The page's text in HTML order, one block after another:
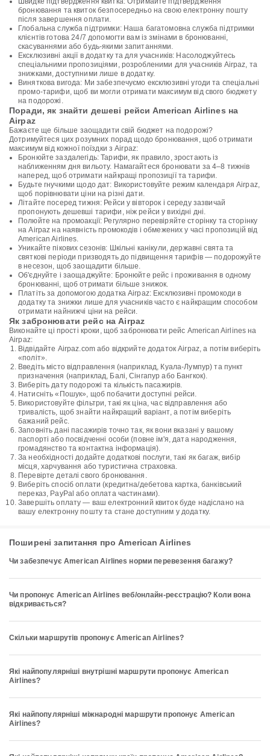
бронювання та квиток безпосередньо на свою електронну пошту
після завершення оплати.
Глобальна служба підтримки: Наша багатомовна служба підтримки
клієнтів готова 24/7 допомогти вам із змінами в бронюванні,
скасуваннями або будь-якими запитаннями.
Ексклюзивні акції в додатку та для учасників: Насолоджуйтесь
спеціальними пропозиціями, розробленими для учасників Airpaz, та
знижками, доступними лише в додатку.
Виняткова вигода: Ми забезпечуємо ексклюзивні угоди та спеціальні
промо-тарифи, щоб ви могли отримати максимум від свого бюджету
на подорожі.
Поради, як знайти дешеві рейси American Airlines на
Airpaz
Бажаєте ще більше заощадити свій бюджет на подорожі?
Дотримуйтеся цих розумних порад щодо бронювання, щоб отримати
максимум від кожної поїздки з Airpaz:
Бронюйте заздалегідь: Тарифи, як правило, зростають із
наближенням дня вильоту. Намагайтеся бронювати за 4–8 тижнів
наперед, щоб отримати найкращі пропозиції та тарифи.
Будьте гнучкими щодо дат: Використовуйте режим календаря Airpaz,
щоб порівнювати ціни на різні дати.
Літайте посеред тижня: Рейси у вівторок і середу зазвичай
пропонують дешевші тарифи, ніж рейси у вихідні дні.
Полюйте на промоакції: Регулярно перевіряйте сторінку та сторінку
на Airpaz на наявність промокодів і обмежених у часі пропозицій від
American Airlines.
Уникайте пікових сезонів: Шкільні канікули, державні свята та
святкові періоди призводять до підвищення тарифів — подорожуйте
в несезон, щоб заощадити більше.
Об'єднуйте і заощаджуйте: Бронюйте рейс і проживання в одному
бронюванні, щоб отримати більше знижок.
Платіть за допомогою додатка Airpaz: Ексклюзивні промокоди в
додатку та знижки лише для учасників часто є найкращим способом
отримати найнижчі ціни на рейси.
Як забронювати рейс на Airpaz
Виконайте ці прості кроки, щоб забронювати рейс American Airlines на
Airpaz:
Відвідайте Airpaz.com або відкрийте додаток Airpaz, а потім виберіть
«політ».
Введіть місто відправлення (наприклад, Куала-Лумпур) та пункт
призначення (наприклад, Балі, Сінгапур або Бангкок).
Виберіть дату подорожі та кількість пасажирів.
Натисніть «Пошук», щоб побачити доступні рейси.
Використовуйте фільтри, такі як ціна, час відправлення або
тривалість, щоб знайти найкращий варіант, а потім виберіть
бажаний рейс.
Заповніть дані пасажирів точно так, як вони вказані у вашому
паспорті або посвідченні особи (повне ім'я, дата народження,
громадянство та контактна інформація).
За необхідності додайте додаткові послуги, такі як багаж, вибір
місця, харчування або туристична страховка.
Перевірте деталі свого бронювання.
Виберіть спосіб оплати (кредитна/дебетова картка, банківський
переказ, PayPal або оплата частинами).
Завершіть оплату — ваш електронний квиток буде надіслано на
вашу електронну пошту та стане доступним у додатку.
Поширені запитання про American Airlines
Чи забезпечує American Airlines норми перевезення багажу?
Чи пропонує American Airlines веб/онлайн-реєстрацію? Коли вона
відкривається?
Скільки маршрутів пропонує American Airlines?
Які найпопулярніші внутрішні маршрути пропонує American
Airlines?
Які найпопулярніші міжнародні маршрути пропонує American
Airlines?